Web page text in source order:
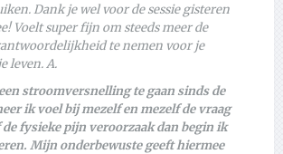
Dank je wel voor de sessie gisteren
Voelt super fijn om steeds meer de
te nemen voor je
leven. A.
stroomversnelling te gaan sinds de
ik voel bij mezelf en mezelf de vraag
fysieke pijn veroorzaak dan begin ik
Mijn onderbewuste geeft hiermee